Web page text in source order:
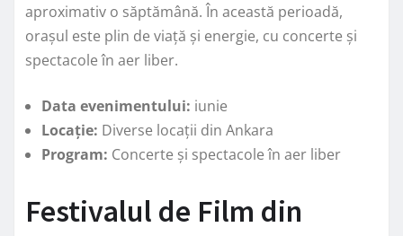
aproximativ o săptămână. În această perioadă,
orașul este plin de viață și energie, cu concerte și
spectacole în aer liber.
Data evenimentului: iunie
Locație: Diverse locații din Ankara
Program: Concerte și spectacole în aer liber
Festivalul de Film din